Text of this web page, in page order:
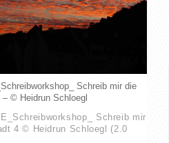
Schreib mir die
– © Heidrun Schloegl
Schreib mir
4 © Heidrun Schloegl (2.0